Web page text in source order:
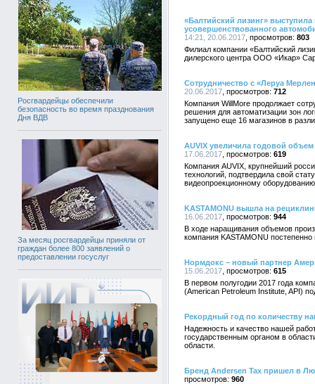
Росгвардейцы обеспечили
безопасность во время празднования
Дня ВДВ
За месяц росгвардейцы приняли от
граждан более 800 заявлений о
предоставлении госуслуг
«Балтийский лизинг»
усовершенствованного
14:21, 20.06.2017
803
Филиал компании «Балтийский
дилерского центра ООО «Икар»
Сотрудничество с «Леруа
20.06.2017
712
Компания WillMore продолжает
решения для автоматизации зон
запущено еще 16 магазинов в
AUVIX увеличила годовой
17.06.2017
619
Компания AUVIX, крупнейший
технологий, подтвердила свой
видеопроекционному
KASTAMONU вышла на
16.06.2017
944
В ходе наращивания объемов
компания KASTAMONU
Нормдокс – новый партнер
15.06.2017
615
В первом полугодии 2017 года
(American Petroleum Institute, API)
Рекордный год по количеству
Надежность и качество нашей
государственным органом в
области.
Бренд Andersen Tax пришел в
960